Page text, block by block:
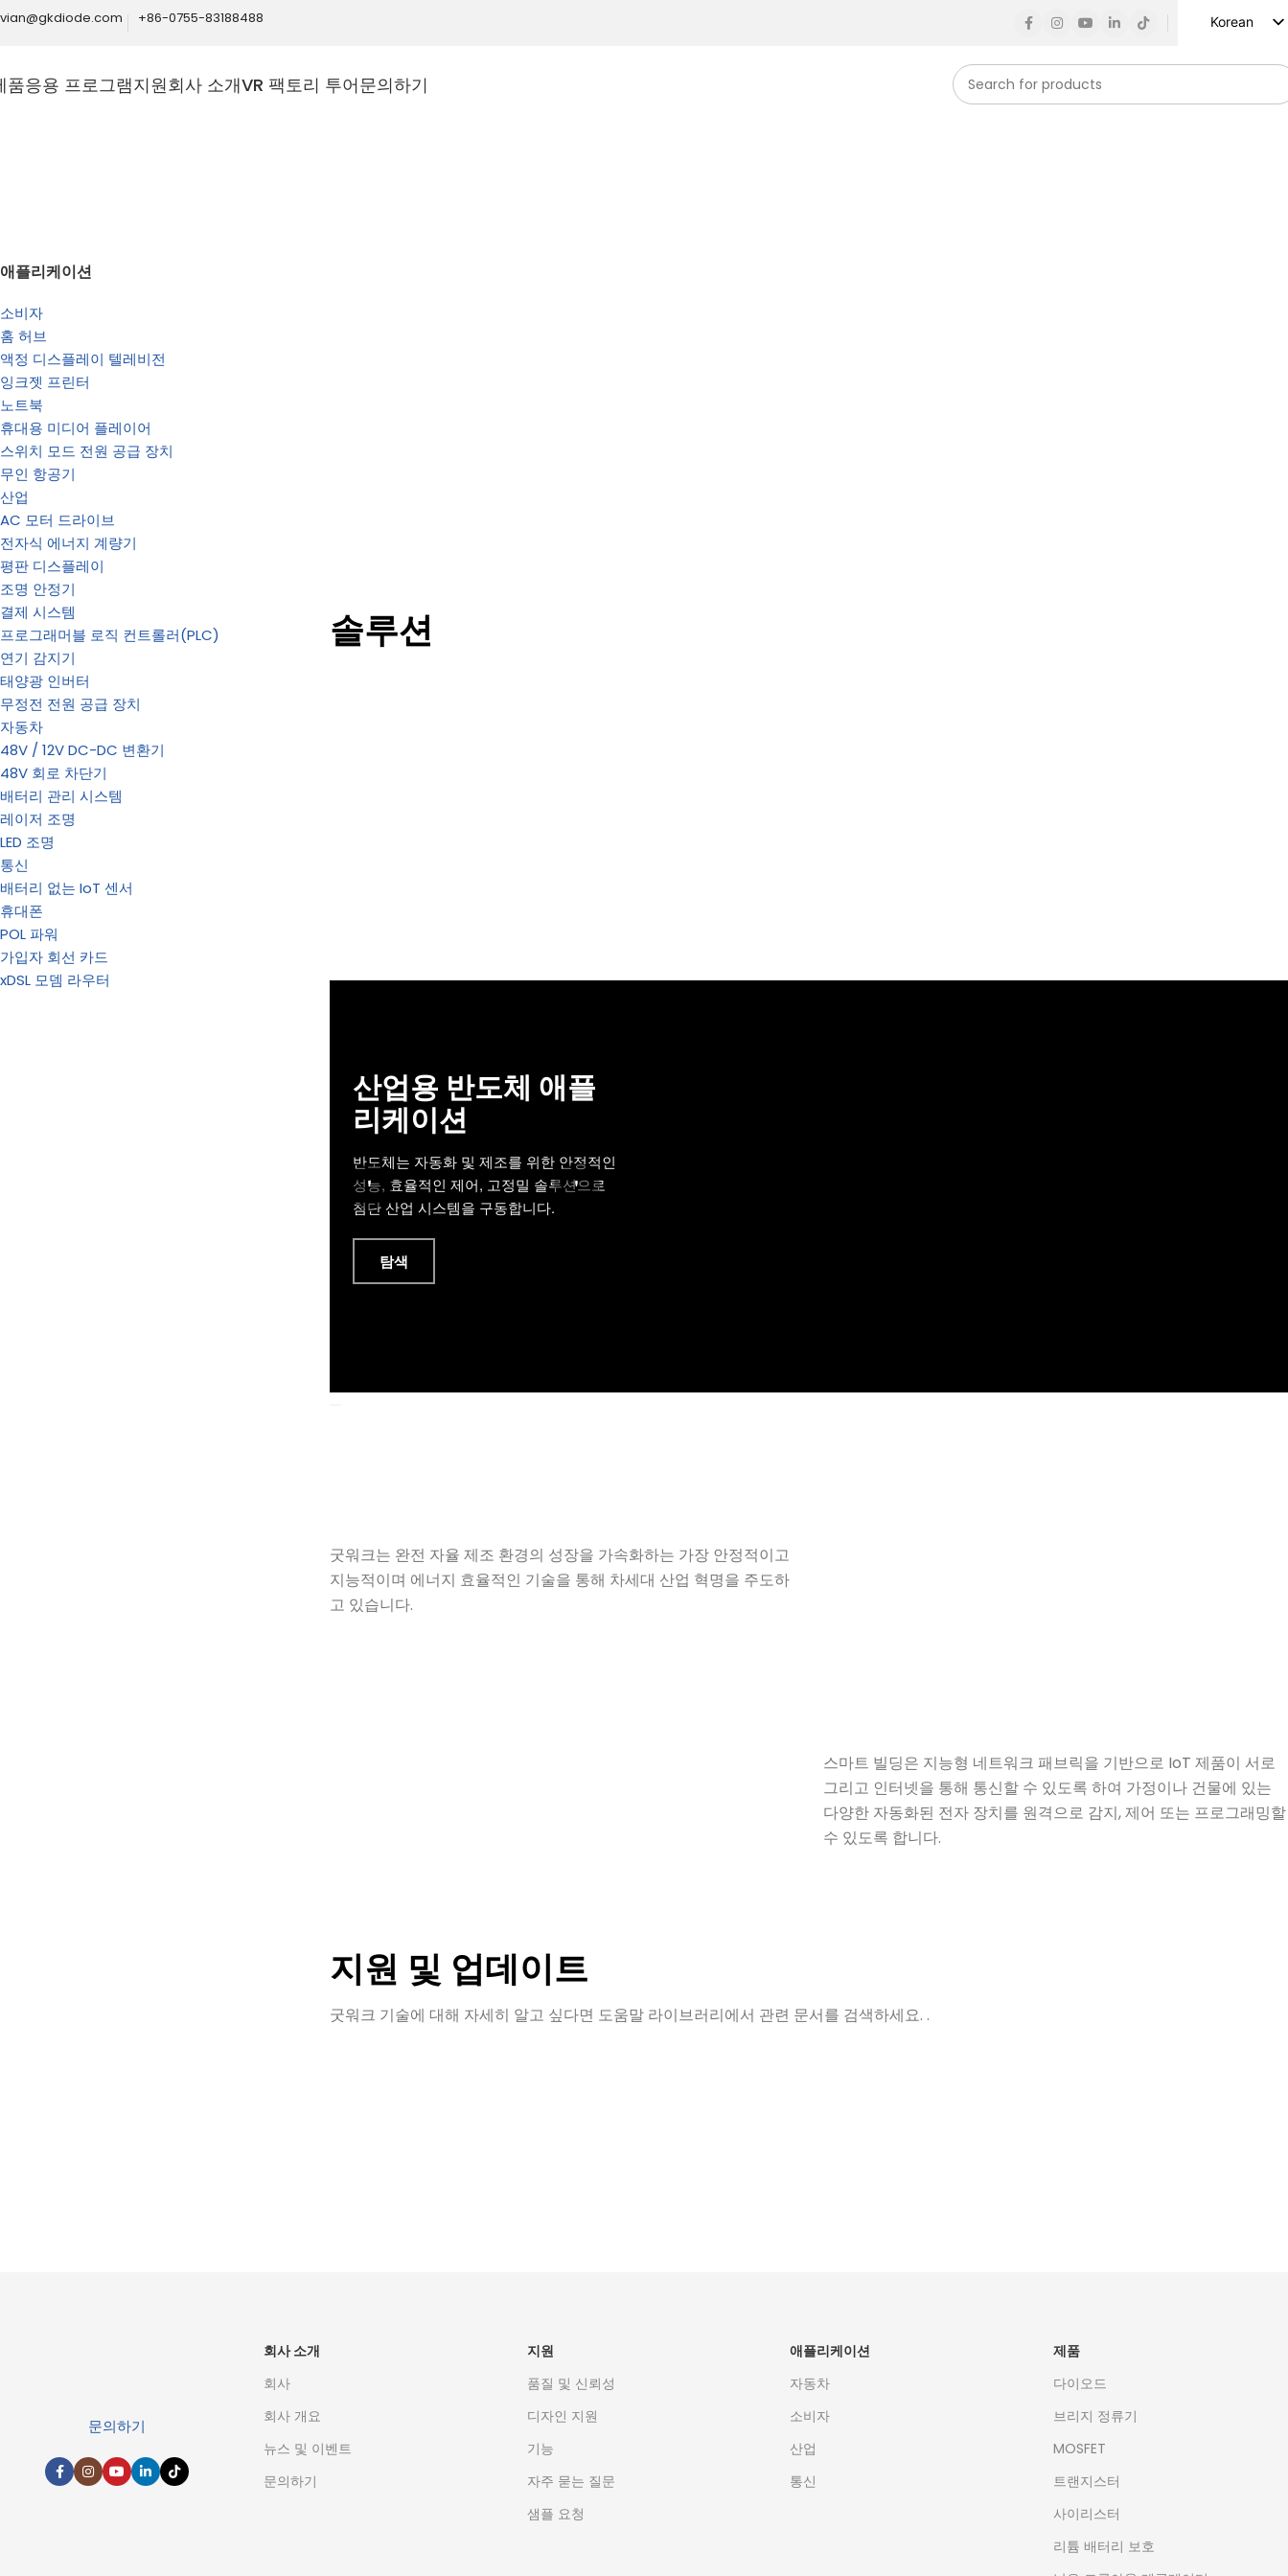
+86-0755-83188488
Korean
품응용 프로그램지원회사 소개VR 팩토리 투어문의하기
애플리케이션
소비자
홈 허브
액정 디스플레이 텔레비전
잉크젯 프린터
노트북
휴대용 미디어 플레이어
스위치 모드 전원 공급 장치
무인 항공기
산업
AC 모터 드라이브
전자식 에너지 계량기
평판 디스플레이
조명 안정기
결제 시스템
프로그래머블 로직 컨트롤러(PLC)
연기 감지기
태양광 인버터
무정전 전원 공급 장치
자동차
48V / 12V DC-DC 변환기
48V 회로 차단기
배터리 관리 시스템
레이저 조명
LED 조명
통신
배터리 없는 IoT 센서
휴대폰
POL 파워
가입자 회선 카드
xDSL 모뎀 라우터
솔루션
산업용 반도체 애플
리케이션
반도체는 자동화 및 제조를 위한 안정적인
성능, 효율적인 제어, 고정밀 솔루션으로
첨단 산업 시스템을 구동합니다.
탐색
' '
굿워크는 완전 자율 제조 환경의 성장을 가속화하는 가장 안정적이고
지능적이며 에너지 효율적인 기술을 통해 차세대 산업 혁명을 주도하
고 있습니다.
스마트 빌딩은 지능형 네트워크 패브릭을 기반으로 IoT 제품이 서로
그리고 인터넷을 통해 통신할 수 있도록 하여 가정이나 건물에 있는
다양한 자동화된 전자 장치를 원격으로 감지, 제어 또는 프로그래밍할
수 있도록 합니다.
지원 및 업데이트
굿워크 기술에 대해 자세히 알고 싶다면 도움말 라이브러리에서 관련 문서를 검색하세요. .
문의하기
회사 소개
회사
회사 개요
뉴스 및 이벤트
문의하기
지원
품질 및 신뢰성
디자인 지원
기능
자주 묻는 질문
샘플 요청
애플리케이션
자동차
소비자
산업
통신
제품
다이오드
브리지 정류기
MOSFET
트랜지스터
사이리스터
리튬 배터리 보호